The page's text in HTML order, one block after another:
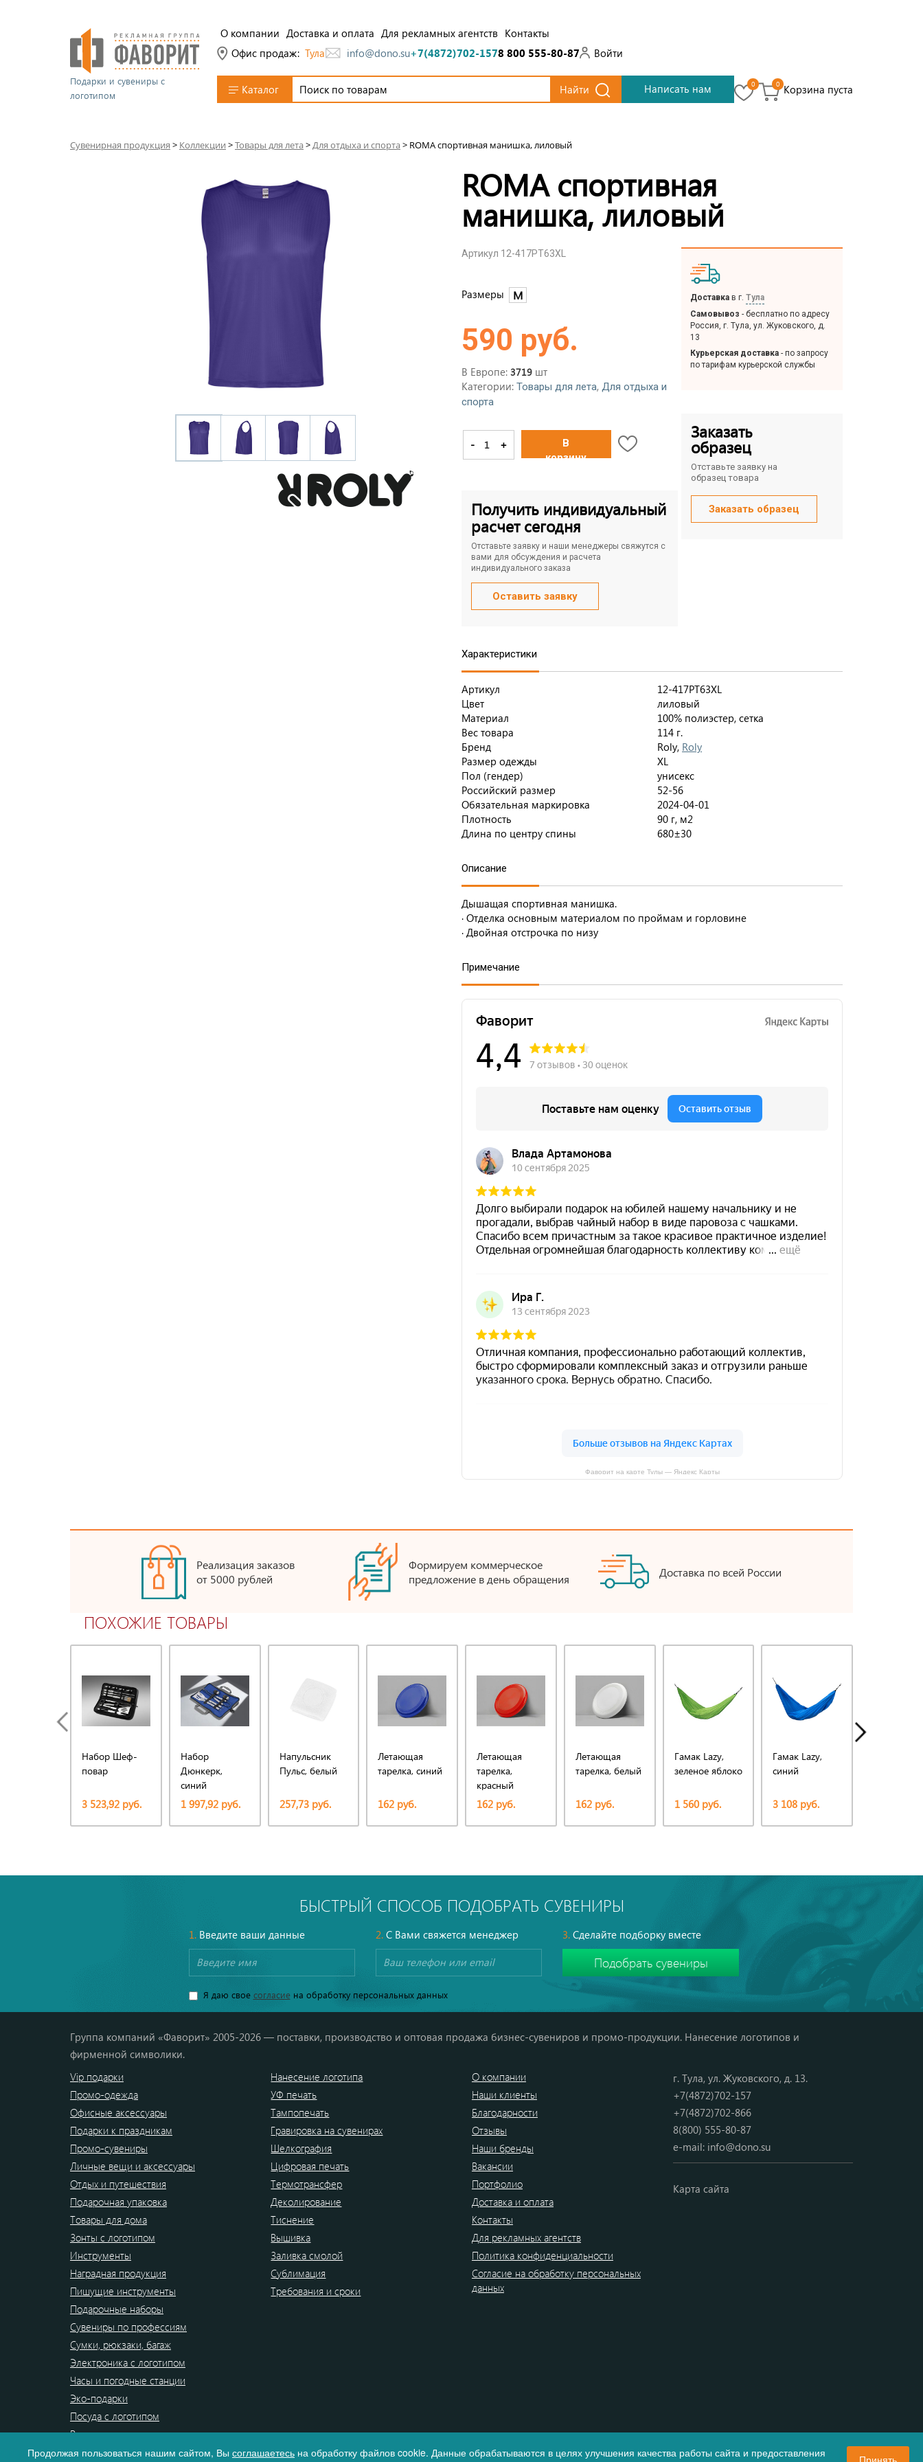
Подарки и сувениры с
логотипом
О компании Доставка и оплата Для рекламных агентств Контакты
Офис продаж: Тула info@dono.su+7(4872)702-1578 800 555-80-87 Войти
Каталог Найти Написать нам 0 0 Корзина пуста
Сувенирная продукция > Коллекции >Товары для лета>Для отдыха и спорта> ROMA спортивная манишка, лиловый
ROMA спортивная
манишка, лиловый
Артикул 12-417PT63XL
Размеры M
590 руб.
В Европе: 3719 шт
Категории: Товары для лета, Для отдыха и
спорта
- +
В
корзину
Получить индивидуальный
расчет сегодня
Отставьте заявку и наши менеджеры свяжутся с
вами для обсуждения и расчета
индивидуального заказа
Оставить заявку
Доставка в г. Тула
Самовывоз - бесплатно по адресу
Россия, г. Тула, ул. Жуковского, д.
13
Курьерская доставка - по запросу
по тарифам курьерской службы
Заказать
образец
Отставьте заявку на
образец товара
Заказать образец
Характеристики
Артикул
12-417PT63XL
Цвет
лиловый
Материал
100% полиэстер, сетка
Вес товара
114 г.
Бренд
Roly, Roly
Размер одежды
XL
Пол (гендер)
унисекс
Российский размер
52-56
Обязательная маркировка
2024-04-01
Плотность
90 г, м2
Длина по центру спины
680±30
Описание
Дышащая спортивная манишка.
· Отделка основным материалом по проймам и горловине
· Двойная отстрочка по низу
Примечание
Фаворит на карте Тулы — Яндекс Карты
Реализация заказов
от 5000 рублей
Формируем коммерческое
предложение в день обращения
Доставка по всей России
ПОХОЖИЕ ТОВАРЫ
Набор Шеф-
повар
3 523,92 руб.
Набор
Дюнкерк,
синий
1 997,92 руб.
Напульсник
Пульс, белый
257,73 руб.
Летающая
тарелка, синий
162 руб.
Летающая
тарелка,
красный
162 руб.
Летающая
тарелка, белый
162 руб.
Гамак Lazy,
зеленое яблоко
1 560 руб.
Гамак Lazy,
синий
3 108 руб.
БЫСТРЫЙ СПОСОБ ПОДОБРАТЬ СУВЕНИРЫ
1.Введите ваши данные 2.С Вами свяжется менеджер 3. Сделайте подборку вместе
Я даю свое согласиена обработку персональных данных
Группа компаний «Фаворит» 2005-2026 — поставки, производство и оптовая продажа бизнес-сувениров и промо-продукции. Нанесение логотипов и
фирменной символики.
Vip подарки
Промо-одежда
Офисные аксессуары
Подарки к праздникам
Промо-сувениры
Личные вещи и аксессуары
Отдых и путешествия
Подарочная упаковка
Товары для дома
Зонты с логотипом
Инструменты
Наградная продукция
Пишущие инструменты
Подарочные наборы
Сувениры по профессиям
Сумки, рюкзаки, багаж
Электроника с логотипом
Часы и погодные станции
Эко-подарки
Посуда с логотипом
Распродажа
Нанесение логотипа
УФ печать
Тампопечать
Гравировка на сувенирах
Шелкография
Цифровая печать
Термотрансфер
Деколирование
Тиснение
Вышивка
Заливка смолой
Сублимация
Требования и сроки
О компании
Наши клиенты
Благодарности
Отзывы
Наши бренды
Вакансии
Портфолио
Доставка и оплата
Контакты
Для рекламных агентств
Политика конфиденциальности
Согласие на обработку персональных
данных
г. Тула, ул. Жуковского, д. 13.
+7(4872)702-157
+7(4872)702-866
8(800) 555-80-87
e-mail: info@dono.su
Карта сайта
Продолжая пользоваться нашим сайтом, Вы соглашаетесь на обработку файлов cookie. Данные обрабатываются в целях улучшения качества работы сайта и предоставления
Принять